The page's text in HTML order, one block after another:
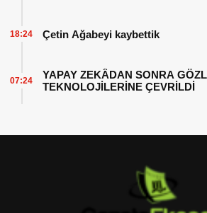
Çetin Ağabeyi kaybettik
18:24
YAPAY ZEKÂDAN SONRA
TEKNOLOJİLERİNE ÇEVRİLDİ
07:24